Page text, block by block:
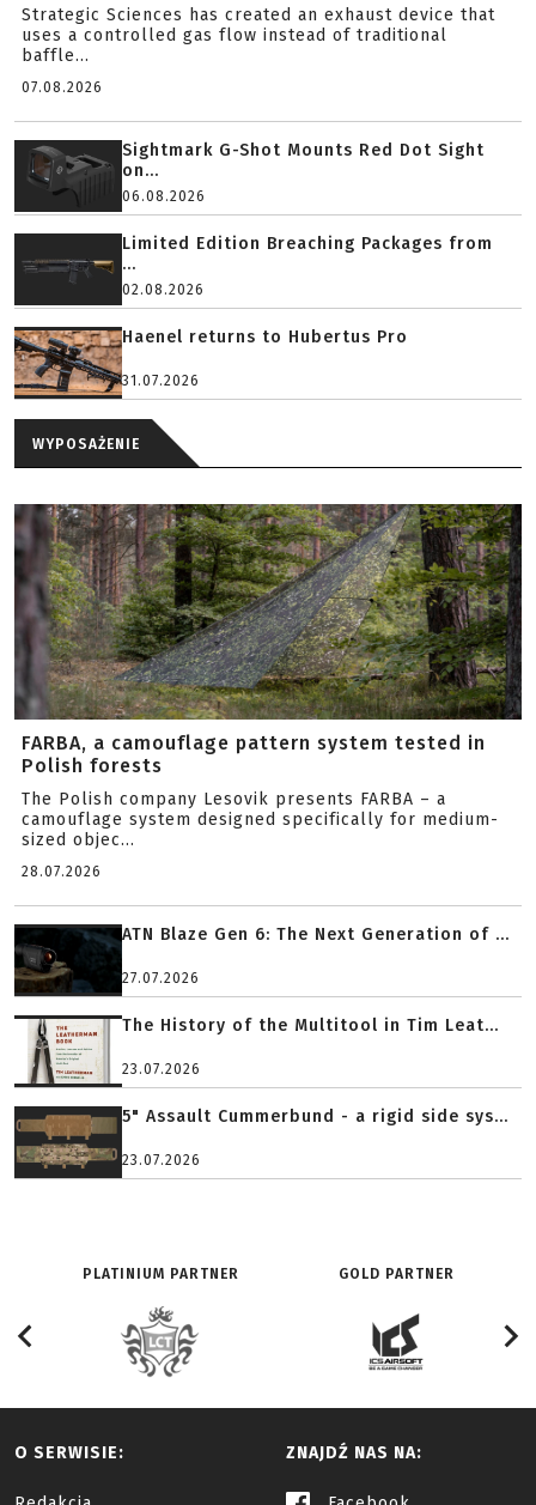
Strategic Sciences has created an exhaust device that
uses a controlled gas flow instead of traditional
baffle...
07.08.2026
Sightmark G-Shot Mounts Red Dot Sight
on...
06.08.2026
Limited Edition Breaching Packages from
...
02.08.2026
Haenel returns to Hubertus Pro
31.07.2026
WYPOSAŻENIE
FARBA, a camouflage pattern system tested in
Polish forests
The Polish company Lesovik presents FARBA – a
camouflage system designed specifically for medium-
sized objec...
28.07.2026
ATN Blaze Gen 6: The Next Generation of ...
27.07.2026
The History of the Multitool in Tim Leat...
23.07.2026
5" Assault Cummerbund - a rigid side sys...
23.07.2026
PLATINIUM PARTNER GOLD PARTNER
O SERWISIE: ZNAJDŹ NAS NA: